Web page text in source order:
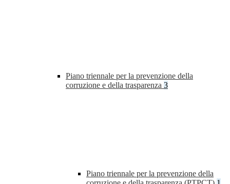
Piano triennale per la prevenzione della
corruzione e della trasparenza 3
Piano triennale per la prevenzione della